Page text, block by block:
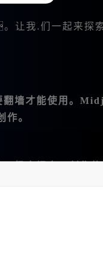
让我.们一起来探
墙才能使用。
作。
极大提高了创作的
片编辑和处理功